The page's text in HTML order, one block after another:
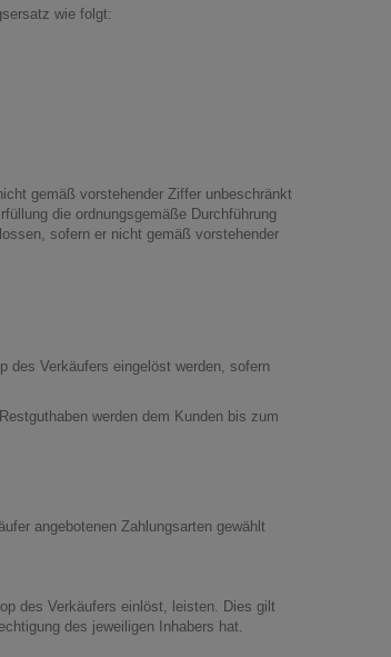
wie folgt:
gemäß vorstehender Ziffer unbeschränkt
die ordnungsgemäße Durchführung
sofern er nicht gemäß vorstehender
des Verkäufers eingelöst werden, sofern
werden dem Kunden bis zum
angebotenen Zahlungsarten gewählt
des Verkäufers einlöst, leisten. Dies gilt
des jeweiligen Inhabers hat.